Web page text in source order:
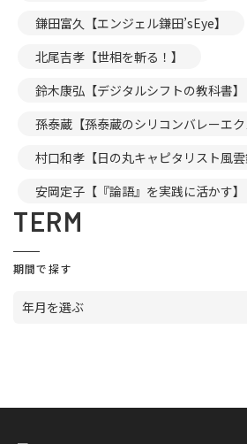
鎌田富久【エンジェル鎌田’sEye】
北尾吉孝【世相を斬る！】
鈴木康弘【デジタルシフトの教科書】
孫泰蔵【孫泰蔵のシリコンバレーエク
村口和孝【日の丸キャピタリスト風雲
安岡定子【『論語』を実践に活かす】
TERM
期間で探す
年月を選ぶ